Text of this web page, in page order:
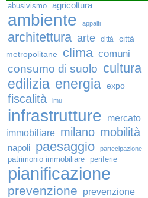
abusivismo agricoltura
ambiente appalti
architettura arte città
città
metropolitane
clima comuni
consumo di suolo cultura
edilizia energia expo
fiscalità imu
infrastrutture
mercato
immobiliare milano mobilità
napoli paesaggio partecipazione
patrimonio immobiliare periferie
pianificazione
prevenzione
prevenzione